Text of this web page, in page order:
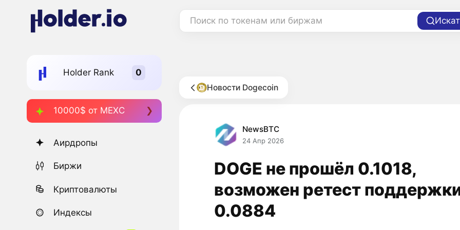
Поиск по токенам или биржам
Holder Rank
10000$ от MEXC
Аирдропы
Биржи
Криптовалюты
Индексы
Новости Dogecoin
NewsBTC
24 Апр 2026
DOGE не прошёл 0.1018,
возможен ретест
0.0884